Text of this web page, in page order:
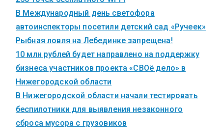
В Международный день светофора
автоинспекторы посетили детский сад «Ручеек»
Рыбная ловля на Лебединке запрещена!
10 млн рублей будет направлено на поддержку
бизнеса участников проекта «СВОё дело» в
Нижегородской области
В Нижегородской области начали тестировать
беспилотники для выявления незаконного
сброса мусора с грузовиков